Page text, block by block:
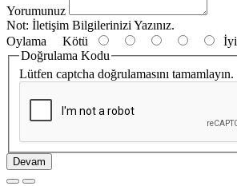
Yorumunuz
Not: İletişim Bilgilerinizi Yazınız.
Oylama Kötü
İyi
Doğrulama Kodu
Lütfen captcha doğrulamasını tamamlayın.
Devam